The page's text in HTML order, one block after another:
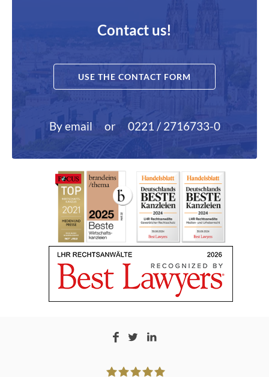
Contact us!
USE THE CONTACT FORM
By email or 0221 / 2716733-0